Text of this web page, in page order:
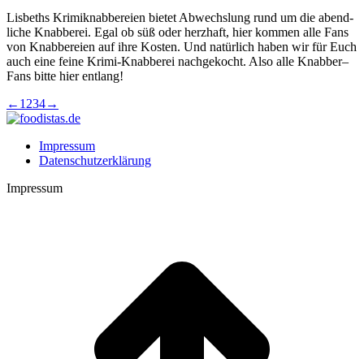
Lis­beths Kri­mi­knab­be­rei­en bie­tet Abwechs­lung rund um die abend­
li­che Knab­be­rei. Egal ob süß oder herz­haft, hier kom­men alle Fans
von Knab­be­rei­en auf ihre Kos­ten. Und natür­lich haben wir für Euch
auch eine fei­ne Kri­mi-Knab­be­rei nach­ge­kocht. Also alle Knabber–
Fans bit­te hier entlang!
← 1 234→
Impressum
Datenschutzerklärung
Impressum